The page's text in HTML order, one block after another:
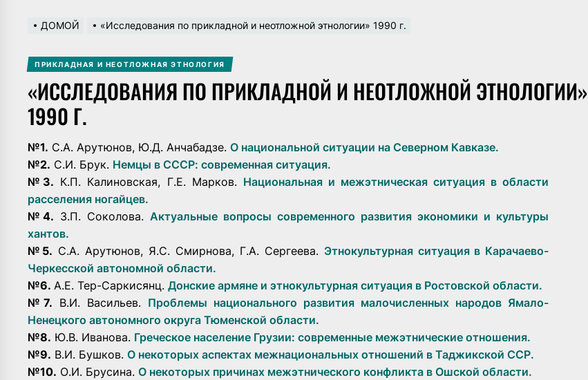
ДОМОЙ «Исследования по прикладной и неотложной этнологии» 1990 г.
ПРИКЛАДНАЯ И НЕОТЛОЖНАЯ ЭТНОЛОГИЯ
«ИССЛЕДОВАНИЯ ПО ПРИКЛАДНОЙ И НЕОТЛОЖНОЙ ЭТНОЛОГИИ»
1990 Г.
№1. С.А. Арутюнов, Ю.Д. Анчабадзе. О национальной ситуации на Северном Кавказе.
№2. С.И. Брук. Немцы в СССР: современная ситуация.
№3. К.П. Калиновская, Г.Е. Марков. Национальная и межэтническая ситуация в области
расселения ногайцев.
№4. З.П. Соколова. Актуальные вопросы современного развития экономики и культуры
хантов.
№5. С.А. Арутюнов, Я.С. Смирнова, Г.А. Сергеева. Этнокультурная ситуация в Карачаево-
Черкесской автономной области.
№6. А.Е. Тер-Саркисянц. Донские армяне и этнокультурная ситуация в Ростовской области.
№7. В.И. Васильев. Проблемы национального развития малочисленных народов Ямало-
Ненецкого автономного округа Тюменской области.
№8. Ю.В. Иванова. Греческое население Грузии: современные межэтнические отношения.
№9. В.И. Бушков. О некоторых аспектах межнациональных отношений в Таджикской ССР.
№10. О.И. Брусина. О некоторых причинах межэтнического конфликта в Ошской области.